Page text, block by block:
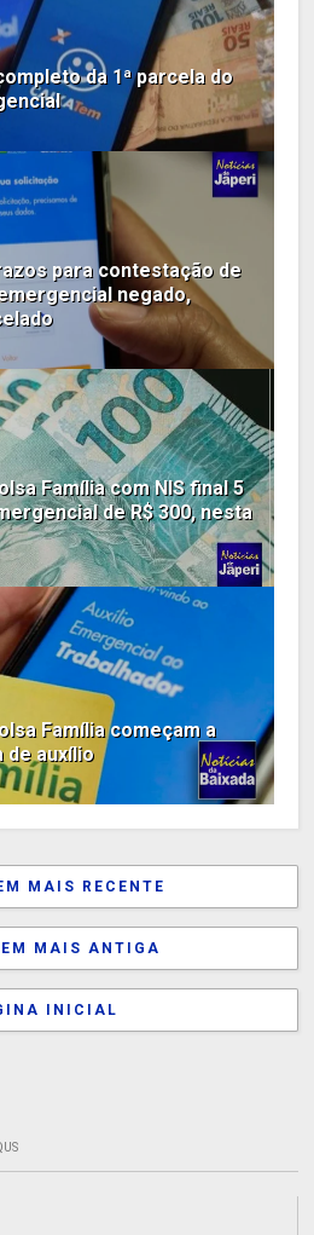
da 1ª parcela do
para contestação de
negado,
Família com NIS final 5
de R$ 300, nesta
Família começam a
de auxílio
MAIS RECENTE
MAIS ANTIGA
INICIAL